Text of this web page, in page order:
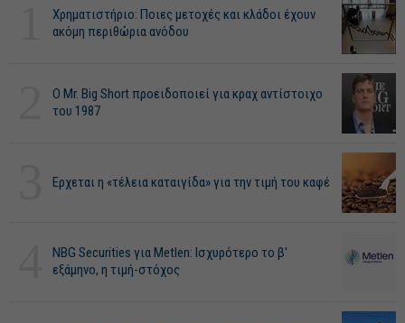
Χρηματιστήριο: Ποιες μετοχές και κλάδοι έχουν
ακόμη περιθώρια ανόδου
O Mr. Big Short προειδοποιεί για κραχ αντίστοιχο
του 1987
Ερχεται η «τέλεια καταιγίδα» για την τιμή του καφέ
NBG Securities για Metlen: Ισχυρότερο το β'
εξάμηνο, η τιμή-στόχος